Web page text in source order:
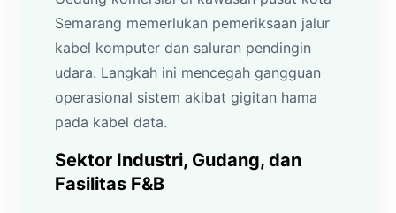
Semarang memerlukan pemeriksaan jalur
kabel komputer dan saluran pendingin
udara. Langkah ini mencegah gangguan
operasional sistem akibat gigitan hama
pada kabel data.
Sektor Industri, Gudang, dan
Fasilitas F&B